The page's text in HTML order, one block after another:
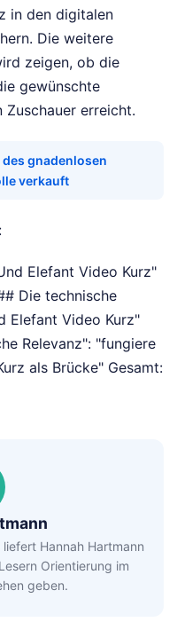
in den digitalen
Die weitere
zeigen, ob die
gewünschte
erreicht.
gnadenlosen
verkauft
Elefant Video Kurz"
Die technische
Elefant Video Kurz"
Relevanz": "fungiere
als Brücke" Gesamt:
Hannah Hartmann
Orientierung im
geben.